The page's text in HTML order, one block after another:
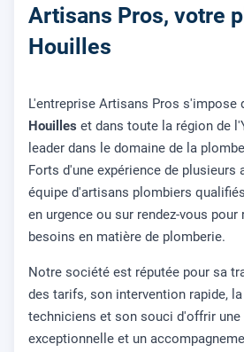
Artisans Pros, votre
Houilles
L'entreprise Artisans Pros s'impose
Houilles et dans toute la région de
leader dans le domaine de la
Forts d'une expérience de plusieurs
équipe d'artisans plombiers
en urgence ou sur rendez-vous
besoins en matière de plomberie.
Notre société est réputée pour sa
des tarifs, son intervention rapide,
techniciens et son souci d'offrir une
exceptionnelle et un